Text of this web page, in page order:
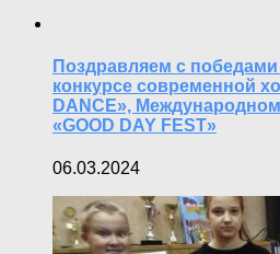
Поздравляем с
конкурсе современной
DANCE»,
«GOOD DAY FEST»
06.03.2024